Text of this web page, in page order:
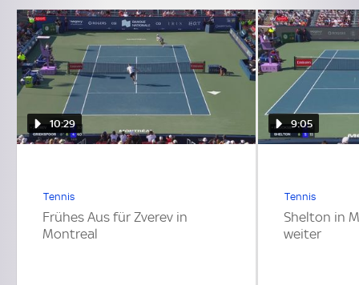
10:29
Tennis
Frühes Aus für Zverev in
Montreal
9:05
Tennis
Shelton in
weiter